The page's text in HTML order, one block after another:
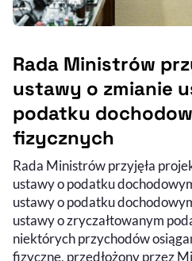
Rada Ministrów
ustawy o zmianie
podatku
fizycznych
Rada Ministrów przyjęła
ustawy o podatku
ustawy o podatku
ustawy o zryczałtowanym
niektórych przychodów
fizyczne, przedłożony przez